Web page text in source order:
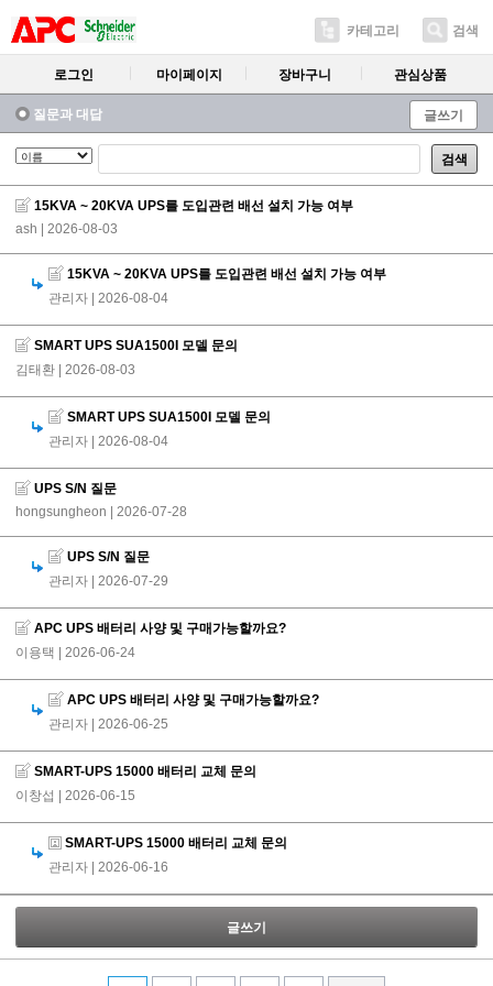
카테고리 검색
로그인 마이페이지 장바구니 관심상품
질문과 대답 글쓰기
검색
15KVA ~ 20KVA UPS를 도입관련 배선 설치 가능 여부
ash
| 2026-08-03
15KVA ~ 20KVA UPS를 도입관련 배선 설치 가능 여부
관리자
| 2026-08-04
SMART UPS SUA1500I 모델 문의
김태환
| 2026-08-03
SMART UPS SUA1500I 모델 문의
관리자
| 2026-08-04
UPS S/N 질문
hongsungheon
| 2026-07-28
UPS S/N 질문
관리자
| 2026-07-29
APC UPS 배터리 사양 및 구매가능할까요?
이용택
| 2026-06-24
APC UPS 배터리 사양 및 구매가능할까요?
관리자
| 2026-06-25
SMART-UPS 15000 배터리 교체 문의
이창섭
| 2026-06-15
SMART-UPS 15000 배터리 교체 문의
관리자
| 2026-06-16
글쓰기